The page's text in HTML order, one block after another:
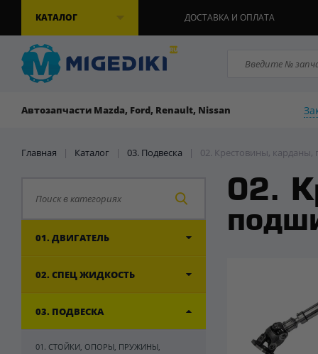
КАТАЛОГ ДОСТАВКА И ОПЛАТА
Автозапчасти Mazda, Ford, Renault, Nissan
Главная | Каталог | 03. Подвеска | 02. Крестовины,
01. ДВИГАТЕЛЬ
02. СПЕЦ ЖИДКОСТЬ
03. ПОДВЕСКА
01. СТОЙКИ, ОПОРЫ, ПРУЖИНЫ,
02.